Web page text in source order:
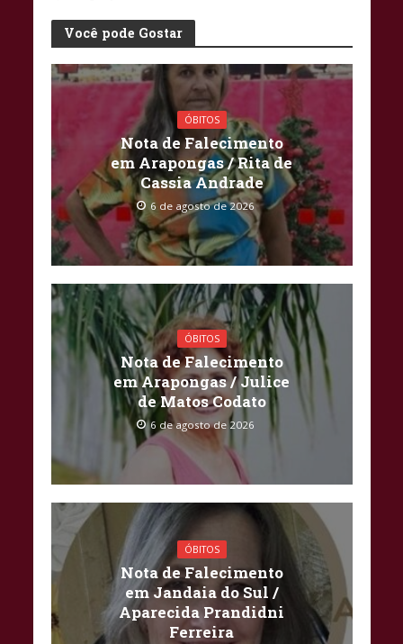
Você pode Gostar
ÓBITOS
Nota de Falecimento
em Arapongas / Rita de
Cassia Andrade
6 de agosto de 2026
ÓBITOS
Nota de Falecimento
em Arapongas / Julice
de Matos Codato
6 de agosto de 2026
ÓBITOS
Nota de Falecimento
em Jandaia do Sul /
Aparecida Prandidni
Ferreira